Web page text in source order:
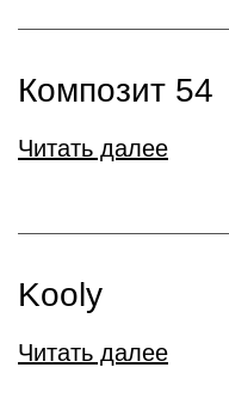
Композит 54
Читать далее
Kooly
Читать далее